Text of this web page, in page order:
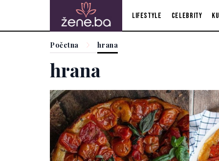
Lifestyle Celebrity
Početna hrana
hrana